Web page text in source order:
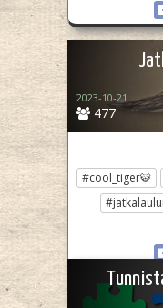
477
2023-10-21
#cool_tiger🐯